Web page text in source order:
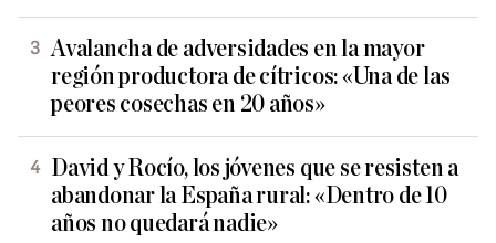
Avalancha de adversidades en la mayor
región productora de cítricos: «Una de las
peores cosechas en 20 años»
David y Rocío, los jóvenes que se resisten a
abandonar la España rural: «Dentro de 10
años no quedará nadie»